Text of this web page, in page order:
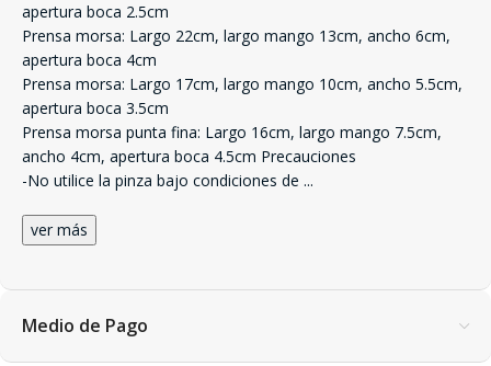
apertura boca 2.5cm
Prensa morsa: Largo 22cm, largo mango 13cm, ancho 6cm,
apertura boca 4cm
Prensa morsa: Largo 17cm, largo mango 10cm, ancho 5.5cm,
apertura boca 3.5cm
Prensa morsa punta fina: Largo 16cm, largo mango 7.5cm,
ancho 4cm, apertura boca 4.5cm Precauciones
-No utilice la pinza bajo condiciones de ...
ver más
Medio de Pago